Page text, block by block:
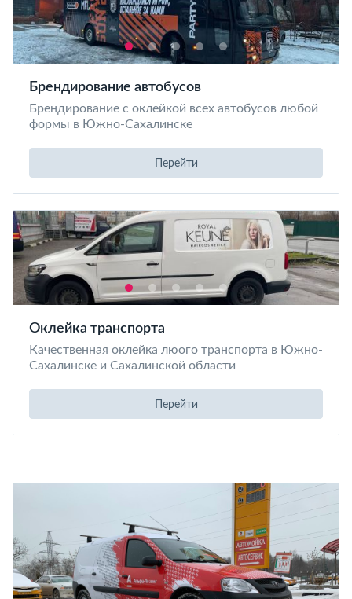
Брендирование автобусов
Брендирование с оклейкой всех автобусов любой
формы в Южно-Сахалинске
Перейти
Оклейка транспорта
Качественная оклейка люого транспорта в Южно-
Сахалинске и Сахалинской области
Перейти